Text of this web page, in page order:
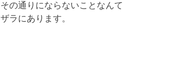
その通りにならないことなんて
ザラにあります。